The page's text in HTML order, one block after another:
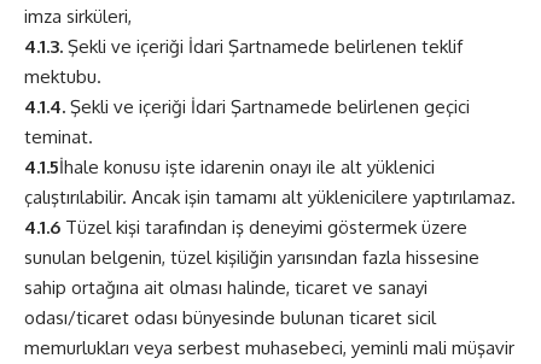
imza sirküleri,
4.1.3. Şekli ve içeriği İdari Şartnamede belirlenen teklif
mektubu.
4.1.4. Şekli ve içeriği İdari Şartnamede belirlenen geçici
teminat.
4.1.5İhale konusu işte idarenin onayı ile alt yüklenici
çalıştırılabilir. Ancak işin tamamı alt yüklenicilere yaptırılamaz.
4.1.6 Tüzel kişi tarafından iş deneyimi göstermek üzere
sunulan belgenin, tüzel kişiliğin yarısından fazla hissesine
sahip ortağına ait olması halinde, ticaret ve sanayi
odası/ticaret odası bünyesinde bulunan ticaret sicil
memurlukları veya serbest muhasebeci, yeminli mali müşavir